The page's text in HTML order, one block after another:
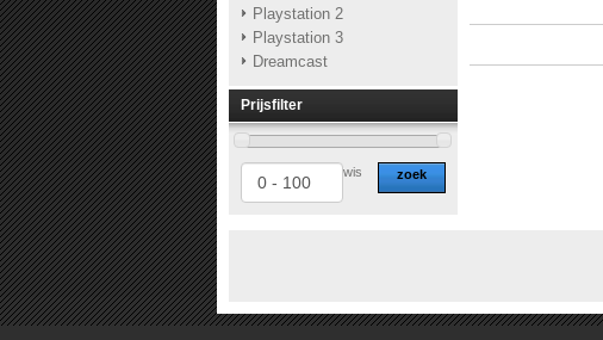
Playstation 2
Playstation 3
Dreamcast
Prijsfilter
zoek
wis